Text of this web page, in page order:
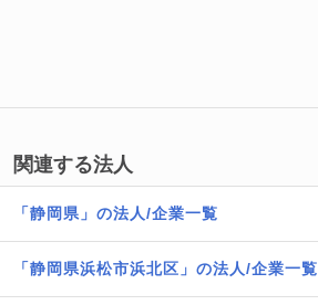
関連する法人
「静岡県」の法人/企業一覧
「静岡県浜松市浜北区」の法人/企業一覧